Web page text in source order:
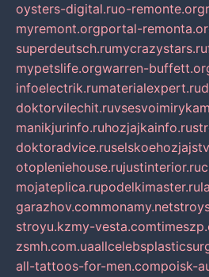
oysters-digital.ruo-remonte.org
myremont.orgportal-
superdeutsch.rumycrazystars.ru
mypetslife.orgwarren-
infoelectrik.rumaterialexpert.ru
doktorvilechit.ru
manikjurinfo.ruhozjajkainfo.ru
doktoradvice.ru
otopleniehouse.rujustinterior.ru
mojateplica.rupodelkimaster.ru
garazhov.commonamy.net
stroyu.kzmy-vesta.com
zsmh.com.ua
all-tattoos-for-men.compoisk-